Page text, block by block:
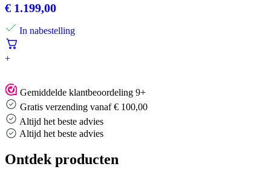
€ 1.199,00
In nabestelling
+
Gemiddelde klantbeoordeling 9+
Gratis verzending vanaf € 100,00
Altijd het beste advies
Altijd het beste advies
Ontdek producten